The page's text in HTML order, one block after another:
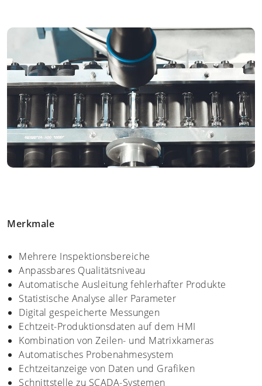
Merkmale
Mehrere Inspektionsbereiche
Anpassbares Qualitätsniveau
Automatische Ausleitung fehlerhafter Produkte
Statistische Analyse aller Parameter
Digital gespeicherte Messungen
Echtzeit-Produktionsdaten auf dem HMI
Kombination von Zeilen- und Matrixkameras
Automatisches Probenahmesystem
Echtzeitanzeige von Daten und Grafiken
Schnittstelle zu SCADA-Systemen